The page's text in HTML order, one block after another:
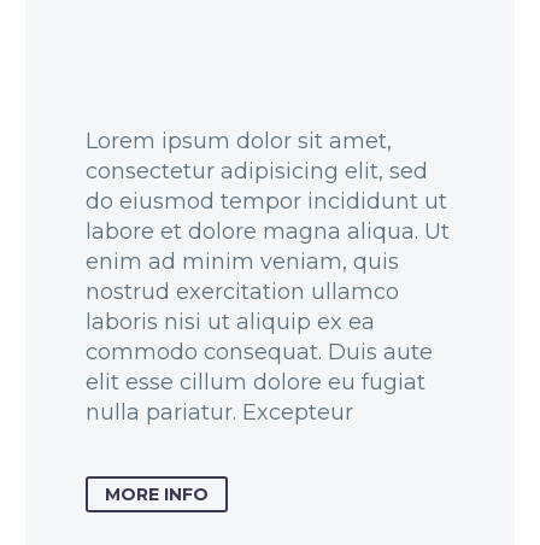
Lorem ipsum dolor sit amet,
consectetur adipisicing elit, sed
do eiusmod tempor incididunt ut
labore et dolore magna aliqua. Ut
enim ad minim veniam, quis
nostrud exercitation ullamco
laboris nisi ut aliquip ex ea
commodo consequat. Duis aute
elit esse cillum dolore eu fugiat
nulla pariatur. Excepteur
MORE INFO